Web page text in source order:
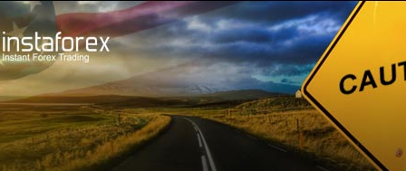
Трейдерлар учун
Савдо шартлари